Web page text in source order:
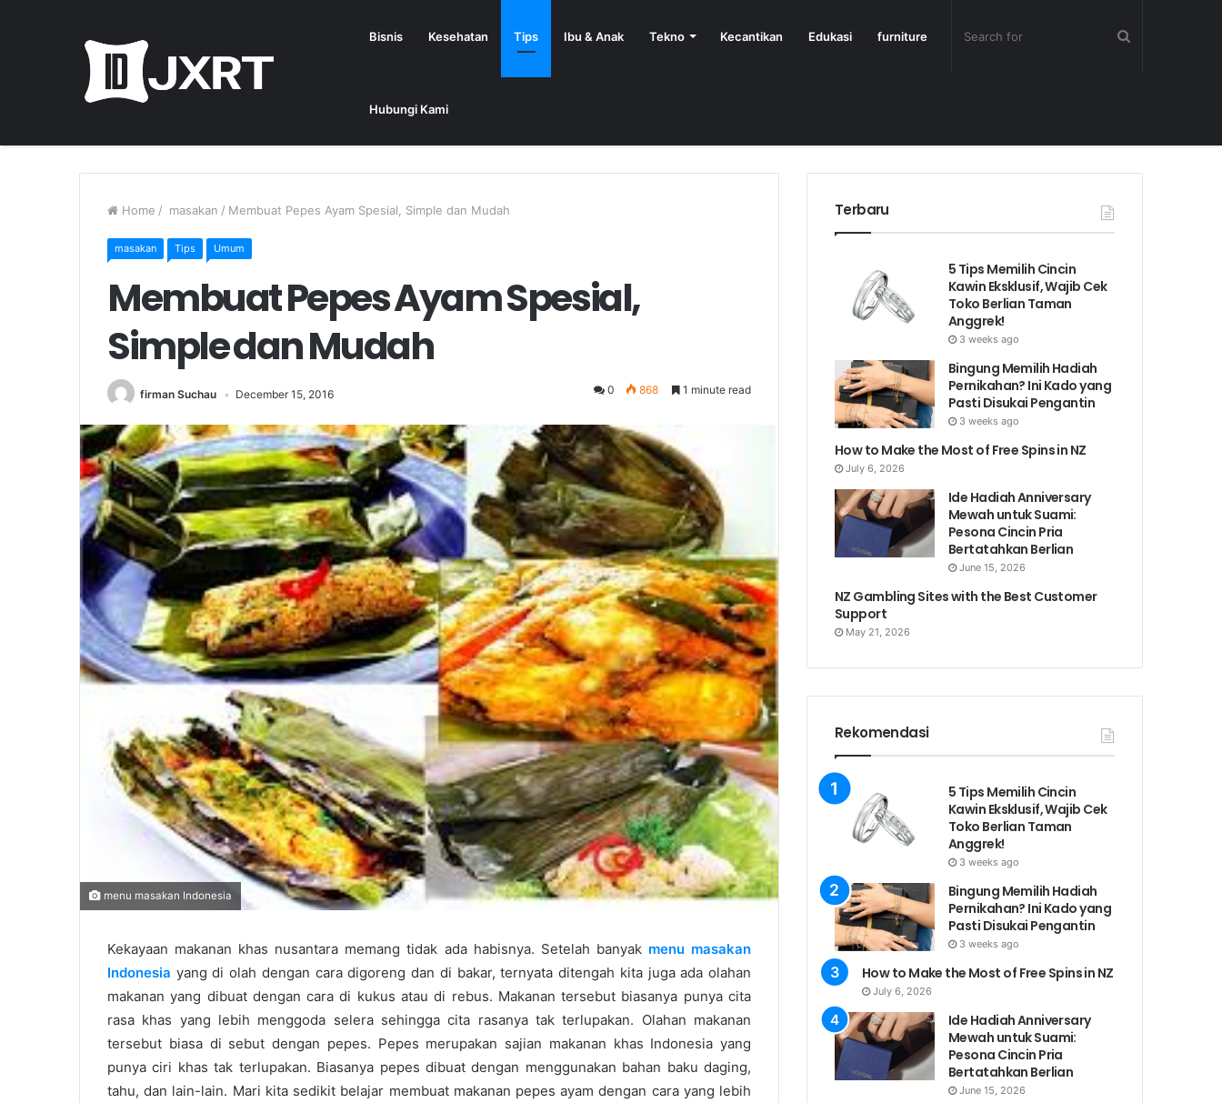
Bisnis Kesehatan Tips Ibu & Anak Tekno Kecantikan Edukasi furniture
Hubungi Kami
Home / masakan / Membuat Pepes Ayam Spesial, Simple dan Mudah
masakan Tips Umum
Membuat Pepes Ayam Spesial,
Simple dan Mudah
firman Suchau December 15, 2016 0 868 1 minute read
menu masakan Indonesia
Kekayaan makanan khas nusantara memang tidak ada habisnya. Setelah banyak menu masakan
Indonesia yang di olah dengan cara digoreng dan di bakar, ternyata ditengah kita juga ada olahan
makanan yang dibuat dengan cara di kukus atau di rebus. Makanan tersebut biasanya punya cita
rasa khas yang lebih menggoda selera sehingga cita rasanya tak terlupakan. Olahan makanan
tersebut biasa di sebut dengan pepes. Pepes merupakan sajian makanan khas Indonesia yang
punya ciri khas tak terlupakan. Biasanya pepes dibuat dengan menggunakan bahan baku daging,
tahu, dan lain-lain. Mari kita sedikit belajar membuat makanan pepes ayam dengan cara yang lebih
Terbaru
5 Tips Memilih Cincin
Kawin Eksklusif, Wajib Cek
Toko Berlian Taman
Anggrek!
3 weeks ago
Bingung Memilih Hadiah
Pernikahan? Ini Kado yang
Pasti Disukai Pengantin
3 weeks ago
How to Make the Most of Free Spins in NZ
July 6, 2026
Ide Hadiah Anniversary
Mewah untuk Suami:
Pesona Cincin Pria
Bertatahkan Berlian
June 15, 2026
NZ Gambling Sites with the Best Customer
Support
May 21, 2026
Rekomendasi
5 Tips Memilih Cincin
Kawin Eksklusif, Wajib Cek
Toko Berlian Taman
Anggrek!
3 weeks ago
Bingung Memilih Hadiah
Pernikahan? Ini Kado yang
Pasti Disukai Pengantin
3 weeks ago
How to Make the Most of Free Spins in NZ
July 6, 2026
Ide Hadiah Anniversary
Mewah untuk Suami:
Pesona Cincin Pria
Bertatahkan Berlian
June 15, 2026